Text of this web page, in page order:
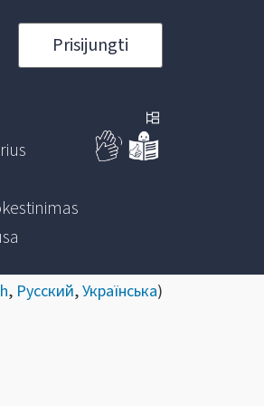
Prisijungti
, Русский,Українська)